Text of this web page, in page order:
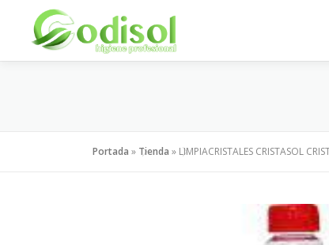
contenido
Portada » Tienda » LIMPIACRISTALES CRISTASOL